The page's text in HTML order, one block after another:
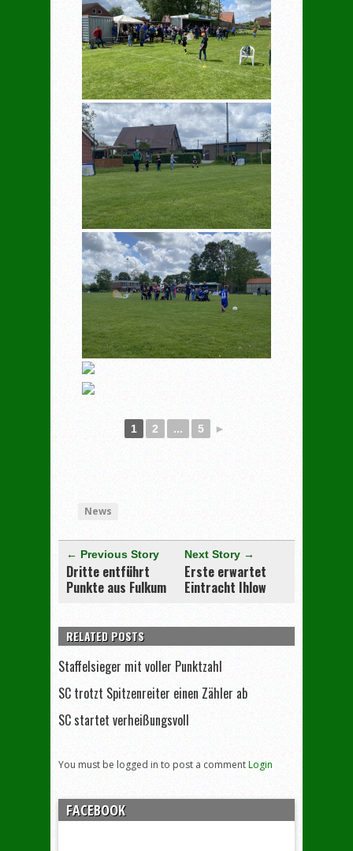
1 2 ... 5 ►
News
← Previous Story
Dritte entführt
Punkte aus Fulkum
Next Story →
Erste erwartet
Eintracht Ihlow
RELATED POSTS
Staffelsieger mit voller Punktzahl
SC trotzt Spitzenreiter einen Zähler ab
SC startet verheißungsvoll
You must be logged in to post a commentLogin
FACEBOOK